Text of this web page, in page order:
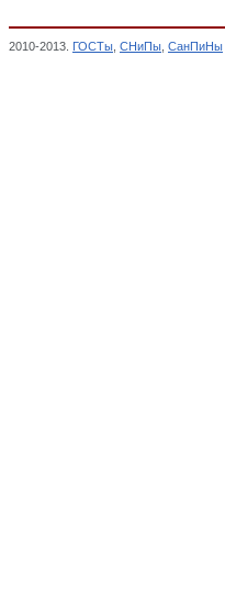
2010-2013. ГОСТы СНиПы СанПиНы